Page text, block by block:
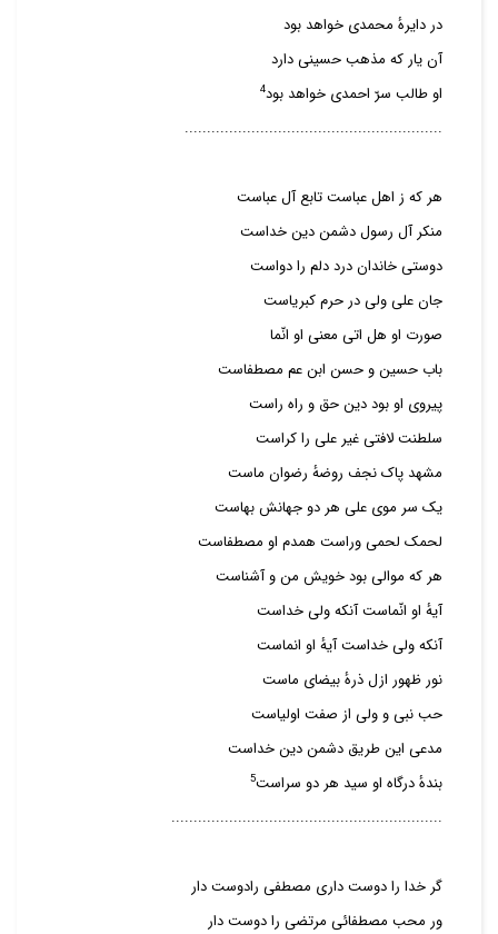
در دایرهٔ محمدی خواهد بود
آن یار که مذهب حسینی دارد
او طالب سرّ احمدی خواهد بود4
..........................................................
هر که ز اهل عباست تابع آل عباست
منکر آل رسول دشمن دین خداست
دوستی خاندان درد دلم را دواست
جان علی ولی در حرم کبریاست
صورت او هل اتی معنی او انّما
باب حسین و حسن ابن عم مصطفاست
پیروی او بود دین حق و راه راست
سلطنت لافتی غیر علی را کراست
مشهد پاک نجف روضهٔ رضوان ماست
یک سر موی علی هر دو جهانش بهاست
لحمک لحمی وراست همدم او مصطفاست
هر که موالی بود خویش من و آشناست
آیهٔ او انّماست آنکه ولی خداست
آنکه ولی خداست آیهٔ او انماست
نور ظهور ازل ذرهٔ بیضای ماست
حب نبی و ولی از صفت اولیاست
مدعی این طریق دشمن دین خداست
بندهٔ درگاه او سید هر دو سراست5
.............................................................
گر خدا را دوست داری مصطفی رادوست دار
ور محب مصطفائی مرتضی را دوست دار